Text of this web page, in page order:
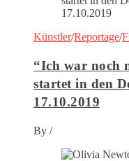
Künstler/Reportage/
“Ich war noch
startet in den
17.10.2019
By /